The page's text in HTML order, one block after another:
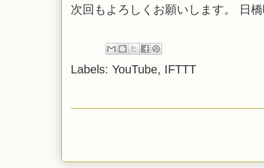
次回もよろしくお願いします。 日
Labels: YouTube, IFTTT